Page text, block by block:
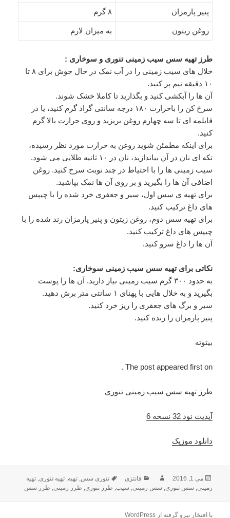
پنیر پارمزان ۸ گرم
روغن زیتون به میزان لازم
طرز تهیه سس سیب زمینی تنوری و سوخاری :
خلال های سیب زمینی را در آب نمک در حال جوش برای ۸ تا
۱۰ دقیقه نیم پز کنید.
آن ها را آبکشی کنید و بگذارید تا کاملا خشک شوند.
سرخ کن را باحرارت ۱۸۰ درجه سانتی گراد گرم کنید، یا در
قابلمه ای تا سه چهارم روغن بریزید و روی حرارت بالا گرم
کنید.
برای اینکه مطمئن شوید روغن به حرارت مورد نظر رسیده،
تکه ای نان در آن بیاندازید، نان در ۱۰ ثانیه طلایی می شود.
سیب زمینی ها را با احتیاط در چند نوبت سرخ کنید. روغن
اضافی آن ها را بگیرید و بر روی آن ها نمک بپاشید.
برای تهیه ی سس اول، سیر و جعفری خرد شده را با چیپس
های داغ ترکیب کنید.
برای تهیه سس دوم، روغن زیتون و پنیر پارمزان رند شده را با
چیپس های داغ ترکیب کنید.
آن ها را داغ سرو کنید.
نکاتی برای تهیه سس سیب زمینی سوخاری:
به حدود ۳۰۰ گرم سیب زمینی نیاز دارید. آن ها را پوست
بگیرید و به خلال هایی با پهنای ۱ سانتی متر برش دهید.
سیر و برگ های جعفری را ریز خرد کنید.
پنیر پارمزان را رنده کنید.
بیتوته
The post appeared first on .
طرز تهیه سس سیب زمینی تنوری
آپدیت نود 32 نسخه 6
دانلود موزیک
ارسال
شده
می 1, 2016 نویسندهدسته‌ها
فانتزی برچسب‌ها
تنوری سس,تهیه,تهیه تنوری,تهیه
زمینی, سس تنوری, سس زمینی, سیب, طرز تنوری, طرز زمینی, طرز سس
با افتخار نیرو گرفته از WordPress